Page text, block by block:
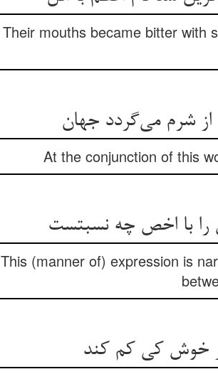
Their mouths became bitter with
At the conjunction of this
This (manner of) expression is